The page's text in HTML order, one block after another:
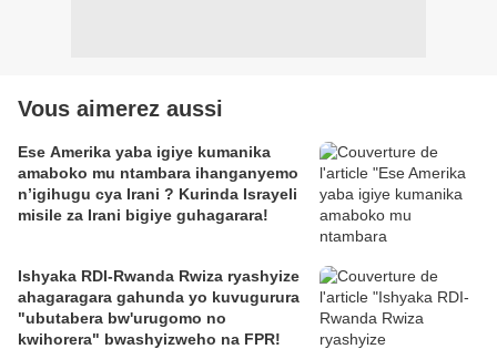
Vous aimerez aussi
Ese Amerika yaba igiye kumanika
amaboko mu ntambara ihanganyemo
n’igihugu cya Irani ? Kurinda Israyeli
misile za Irani bigiye guhagarara!
Ishyaka RDI-Rwanda Rwiza ryashyize
ahagaragara gahunda yo kuvugurura
"ubutabera bw'urugomo no
kwihorera" bwashyizweho na FPR!